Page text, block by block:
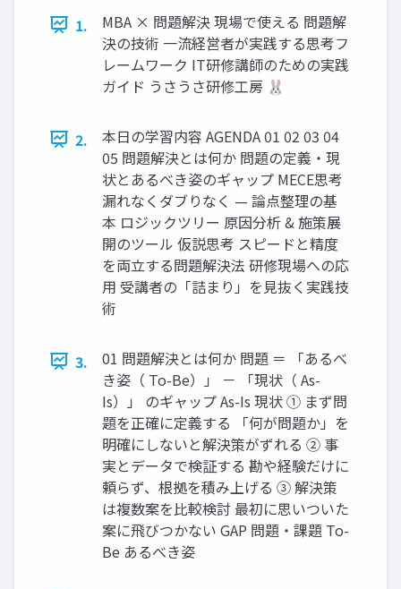
1.
MBA × 問題解決 現場で使える 問題解
決の技術 一流経営者が実践する思考フ
レームワーク IT研修講師のための実践
ガイド うさうさ研修工房 🐰
2.
本日の学習内容 AGENDA 01 02 03 04
05 問題解決とは何か 問題の定義・現
状とあるべき姿のギャップ MECE思考
漏れなくダブりなく — 論点整理の基
本 ロジックツリー 原因分析 & 施策展
開のツール 仮説思考 スピードと精度
を両立する問題解決法 研修現場への応
用 受講者の「詰まり」を見抜く実践技
術
3.
01 問題解決とは何か 問題 ＝ 「あるべ
き姿（ To-Be）」 － 「現状（ As-
Is）」 のギャップ As-Is 現状 ① まず問
題を正確に定義する 「何が問題か」を
明確にしないと解決策がずれる ② 事
実とデータで検証する 勘や経験だけに
頼らず、根拠を積み上げる ③ 解決策
は複数案を比較検討 最初に思いついた
案に飛びつかない GAP 問題・課題 To-
Be あるべき姿